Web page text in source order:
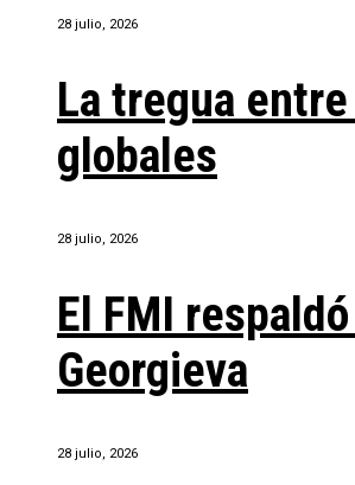
28 julio, 2026
La tregua
globales
28 julio, 2026
El FMI
Georgieva
28 julio, 2026